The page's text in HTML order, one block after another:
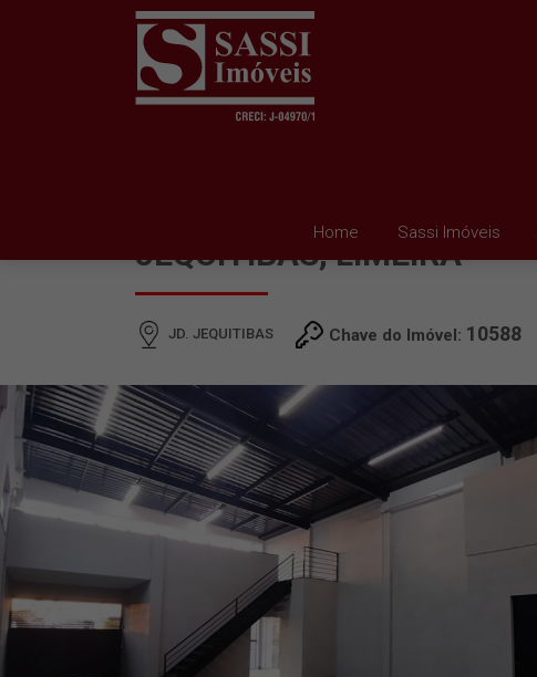
Home Sassi Imóveis
JEQUITIBAS, LIMEIRA
JD. JEQUITIBAS Chave do Imóvel: 10588